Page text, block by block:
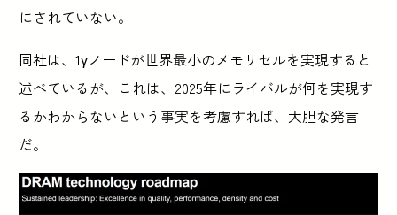
にされていない。
同社は、1γノードが世界最小のメモリセルを実現すると
述べているが、これは、2025年にライバルが何を実現す
るかわからないという事実を考慮すれば、大胆な発言
だ。